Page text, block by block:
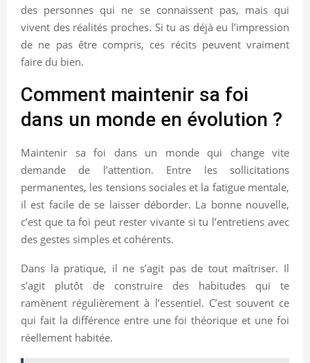
des personnes qui ne se connaissent pas, mais qui
vivent des réalités proches. Si tu as déjà eu l’impression
de ne pas être compris, ces récits peuvent vraiment
faire du bien.
Comment maintenir sa foi
dans un monde en évolution ?
Maintenir sa foi dans un monde qui change vite
demande de l’attention. Entre les sollicitations
permanentes, les tensions sociales et la fatigue mentale,
il est facile de se laisser déborder. La bonne nouvelle,
c’est que ta foi peut rester vivante si tu l’entretiens avec
des gestes simples et cohérents.
Dans la pratique, il ne s’agit pas de tout maîtriser. Il
s’agit plutôt de construire des habitudes qui te
ramènent régulièrement à l’essentiel. C’est souvent ce
qui fait la différence entre une foi théorique et une foi
réellement habitée.